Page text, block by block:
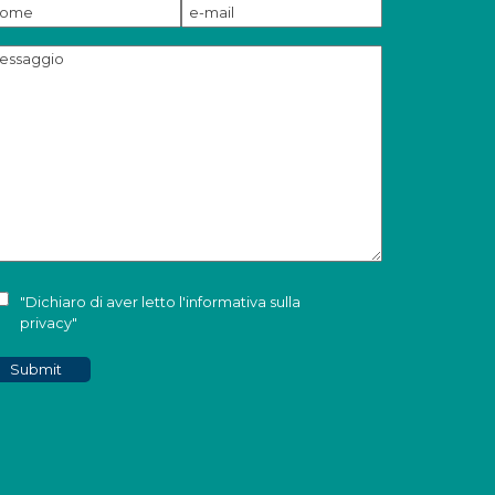
"Dichiaro di aver letto l'informativa sulla
privacy"